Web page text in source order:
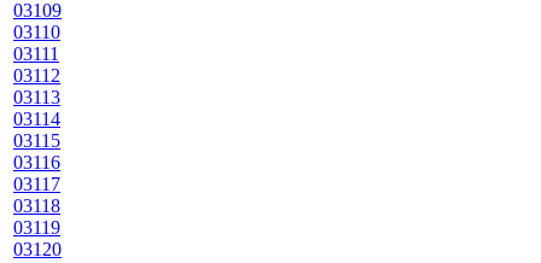
03109
03110
03111
03112
03113
03114
03115
03116
03117
03118
03119
03120